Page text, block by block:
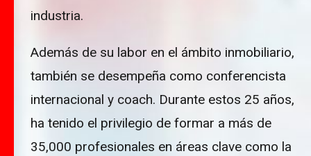
industria.
Además de su labor en el ámbito inmobiliario,
también se desempeña como conferencista
internacional y coach. Durante estos 25 años,
ha tenido el privilegio de formar a más de
35,000 profesionales en áreas clave como la